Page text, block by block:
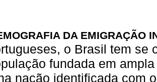
DA EMIGRAÇÃO
o Brasil tem se
fundada em
nação identificada com